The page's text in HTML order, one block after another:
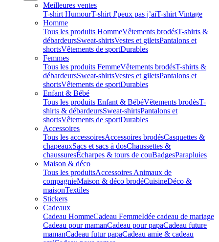
Meilleures ventes
T-shirt HumourT-shirt J'peux pas j’aiT-shirt Vintage
Homme
Tous les produits HommeVêtements brodésT-shirts &
débardeursSweat-shirtsVestes et giletsPantalons et
shortsVêtements de sportDurables
Femmes
Tous les produits FemmeVêtements brodésT-shirts &
débardeursSweat-shirtsVestes et giletsPantalons et
shortsVêtements de sportDurables
Enfant & Bébé
Tous les produits Enfant & BébéVêtements brodésT-
shirts & débardeursSweat-shirtsPantalons et
shortsVêtements de sportDurables
Accessoires
Tous les accessoiresAccessoires brodésCasquettes &
chapeauxSacs et sacs à dosChaussettes &
chaussuresÉcharpes & tours de couBadgesParapluies
Maison & déco
Tous les produitsAccessoires Animaux de
compagnieMaison & déco brodéCuisineDéco &
maisonTextiles
Stickers
Cadeaux
Cadeau HommeCadeau FemmeIdée cadeau de mariage​
Cadeau pour mamanCadeau pour papaCadeau future
mamanCadeau futur papaCadeau amie & cadeau